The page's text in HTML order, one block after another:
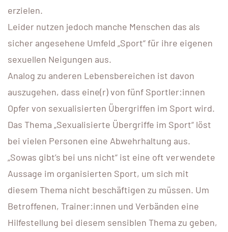
erzielen.
Leider nutzen jedoch manche Menschen das als
sicher angesehene Umfeld „Sport“ für ihre eigenen
sexuellen Neigungen aus.
Analog zu anderen Lebensbereichen ist davon
auszugehen, dass eine(r) von fünf Sportler:innen
Opfer von sexualisierten Übergriffen im Sport wird.
Das Thema „Sexualisierte Übergriffe im Sport“ löst
bei vielen Personen eine Abwehrhaltung aus.
„Sowas gibt’s bei uns nicht“ ist eine oft verwendete
Aussage im organisierten Sport, um sich mit
diesem Thema nicht beschäftigen zu müssen. Um
Betroffenen, Trainer:innen und Verbänden eine
Hilfestellung bei diesem sensiblen Thema zu geben,